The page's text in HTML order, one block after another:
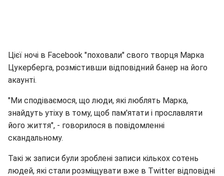
Цієї ночі в Facebook "поховали" свого творця Марка
Цукерберга, розмістивши відповідний банер на його
акаунті.
"Ми сподіваємося, що люди, які люблять Марка,
знайдуть утіху в тому, щоб пам'ятати і прославляти
його життя", - говорилося в повідомленні
скандальному.
Такі ж записи були зроблені записи кількох сотень
людей, які стали розміщувати вже в Twitter відповідні